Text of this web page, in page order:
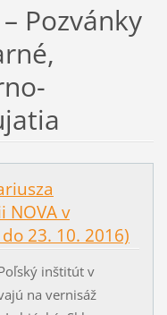
– Pozvánky
NOVA v
23. 10. 2016)
inštitút v
na vernisáž